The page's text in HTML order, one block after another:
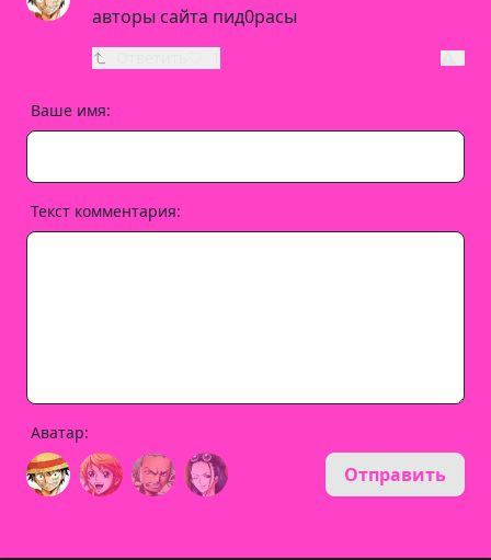
авторы сайта пид0расы
Ваше имя:
Текст комментария:
Аватар:
Отправить